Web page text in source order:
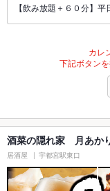
【飲み放題＋６０分】
カレ
下記ボタン
酒菜の隠れ家 月あか
居酒屋 宇都宮駅東口